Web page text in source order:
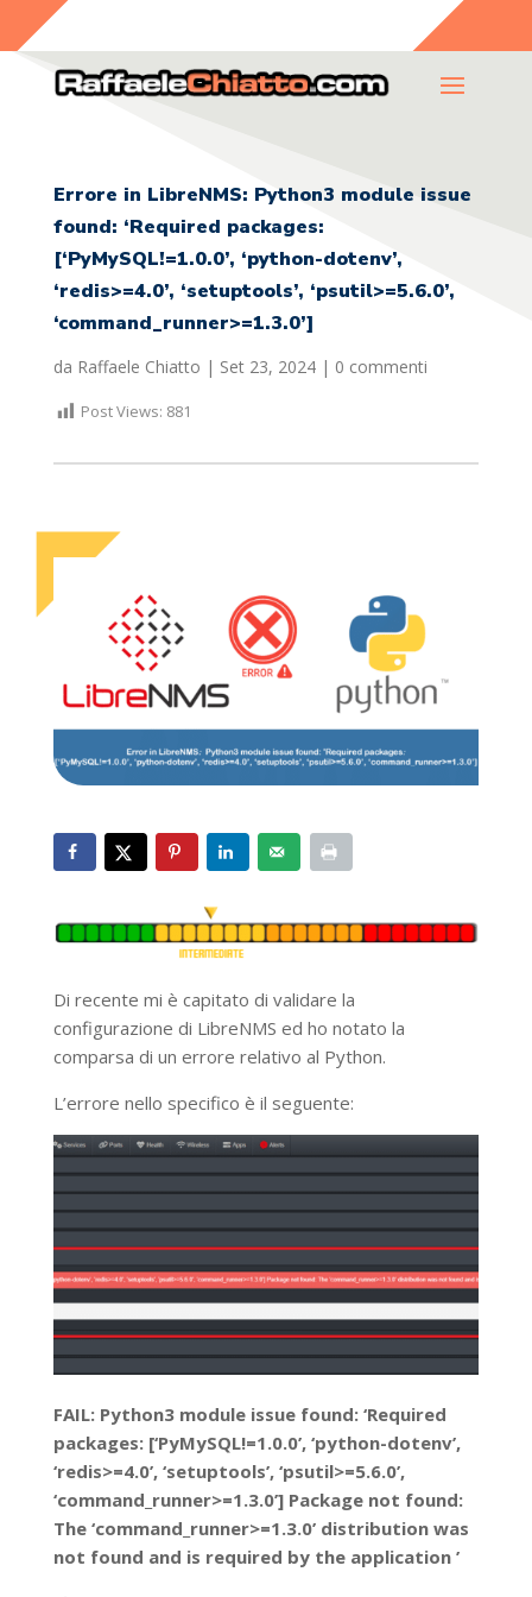
Errore in LibreNMS: Python3 module issue
found: ‘Required packages:
[‘PyMySQL!=1.0.0’, ‘python-dotenv’,
‘redis>=4.0’, ‘setuptools’, ‘psutil>=5.6.0’,
‘command_runner>=1.3.0’]
da Raffaele Chiatto | Set 23, 2024| 0 commenti
Post Views: 881
Di recente mi è capitato di validare la
configurazione di LibreNMS ed ho notato la
comparsa di un errore relativo al Python.
L’errore nello specifico è il seguente:
FAIL: Python3 module issue found: ‘Required
packages: [‘PyMySQL!=1.0.0’, ‘python-dotenv’,
‘redis>=4.0’, ‘setuptools’, ‘psutil>=5.6.0’,
‘command_runner>=1.3.0’] Package not found:
The ‘command_runner>=1.3.0’ distribution was
not found and is required by the application ’